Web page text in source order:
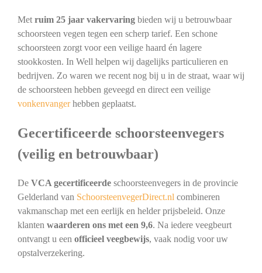
Metruim 25 jaar vakervaringbieden wij u betrouwbaar
schoorsteen vegen tegen een scherp tarief. Een schone
schoorsteen zorgt voor een veilige haard én lagere
stookkosten. In Well helpen wij dagelijks particulieren en
bedrijven. Zo waren we recent nog bij u in de straat, waar wij
de schoorsteen hebben geveegd en direct een veilige
vonkenvangerhebben geplaatst.
Gecertificeerde schoorsteenvegers
(veilig en betrouwbaar)
De VCA gecertificeerdeschoorsteenvegers in de provincie
Gelderland van SchoorsteenvegerDirect.nl combineren
vakmanschap met een eerlijk en helder prijsbeleid. Onze
klanten waarderen ons met een 9,6. Na iedere veegbeurt
ontvangt u een officieel veegbewijs, vaak nodig voor uw
opstalverzekering.